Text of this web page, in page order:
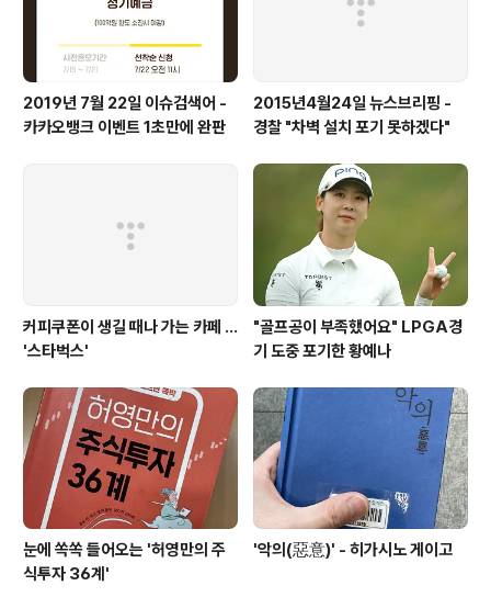
대한 내용이므로 원고 청구를 기각해..
2019년 7월 22일 이슈검색어 -
카카오뱅크 이벤트 1초만에 완판
2015년4월24일 뉴스브리핑 -
경찰 "차벽 설치 포기 못하겠다"
커피쿠폰이 생길 때나 가는 카페 ...
'스타벅스'
"골프공이 부족했어요" LPGA경
기 도중 포기한 황예나
눈에 쏙쏙 들어오는 '허영만의 주
식투자 36계'
'악의(惡意)' - 히가시노 게이고